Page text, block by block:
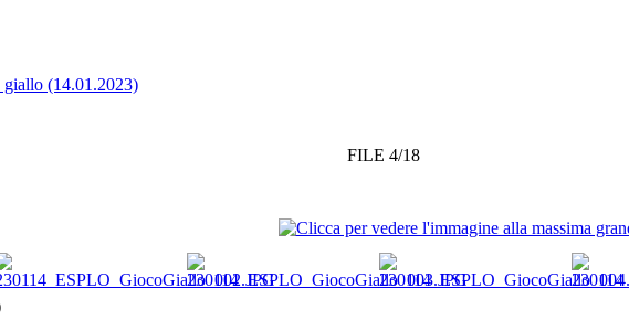
(14.01.2023)
FILE 4/18